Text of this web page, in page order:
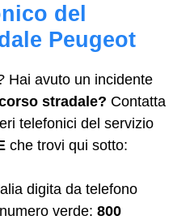
del
Peugeot
Hai avuto un incidente
stradale? Contatta
telefonici del servizio
che trovi qui sotto:
digita da telefono
verde: 800